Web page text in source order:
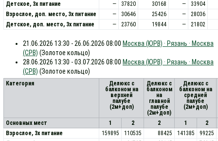
Детское, 3х питание
— 37820 30168 —
33904
Взрослое, доп. место, 3x питание
— 30646 25426 —
28036
Детское, доп. место, 3x питание
— 23760 19844 — 21802
21.06.2026 13:30 - 26.06.2026 08:00 Москва (ЮРВ) · Рязань · Москва
(СРВ) (Золотое кольцо)
28.06.2026 13:30 - 03.07.2026 08:00 Москва (ЮРВ) · Рязань · Москва
(СРВ) (Золотое кольцо)
Категория
Делюкс с
балконом на
верхней
палубе
(2м+доп)
Делюкс с
балконом
на
главной
палубе
(2м+доп)
Делюкс с
балконом на
средней
палубе
(2м+доп)
Основных мест 1 2 2 1
2
Взрослое, 3х питание
159895 110535 88425 141385
99225